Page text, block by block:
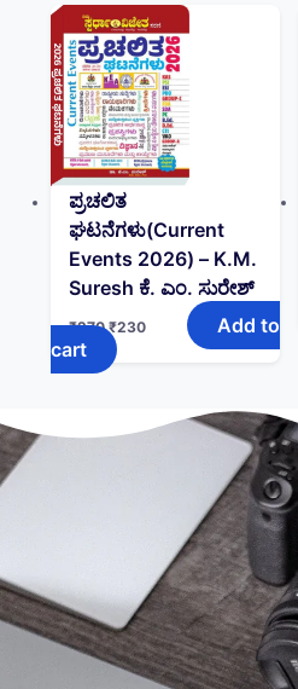
ಪ್ರಚಲಿತ
ಘಟನೆಗಳು(Current
Events 2026) – K.M.
Suresh ಕೆ. ಎಂ. ಸುರೇಶ್
₹270 ₹230
Add to
cart